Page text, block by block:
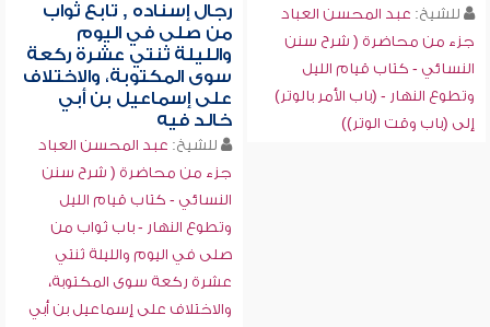
للشيخ: عبد المحسن العباد
جزء من محاضرة ( شرح سنن
النسائي - كتاب قيام الليل
وتطوع النهار - (باب الأمر بالوتر)
إلى (باب وقت الوتر))
رجال إسناده , تابع ثواب
من صلى في اليوم
والليلة ثنتي عشرة ركعة
سوى المكتوبة، والاختلاف
على إسماعيل بن أبي
خالد فيه
للشيخ: عبد المحسن العباد
جزء من محاضرة ( شرح سنن
النسائي - كتاب قيام الليل
وتطوع النهار - باب ثواب من
صلى في اليوم والليلة ثنتي
عشرة ركعة سوى المكتوبة،
والاختلاف على إسماعيل بن أبي